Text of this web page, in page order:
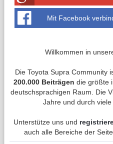
Mit Facebook
Willkommen in
Die Toyota Supra Community
200.000 Beiträgen die größte
deutschsprachigen Raum. Die
Jahre und durch viele
Unterstütze uns und
auch alle Bereiche der